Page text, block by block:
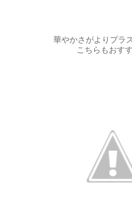
華やかさがよりプラ
こちらもおす